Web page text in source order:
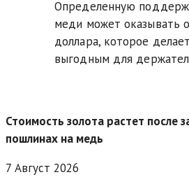
Определенную
меди может оказывать
доллара, которое
выгодным для
Стоимость золота растет после
пошлинах на медь
7 Август 2026